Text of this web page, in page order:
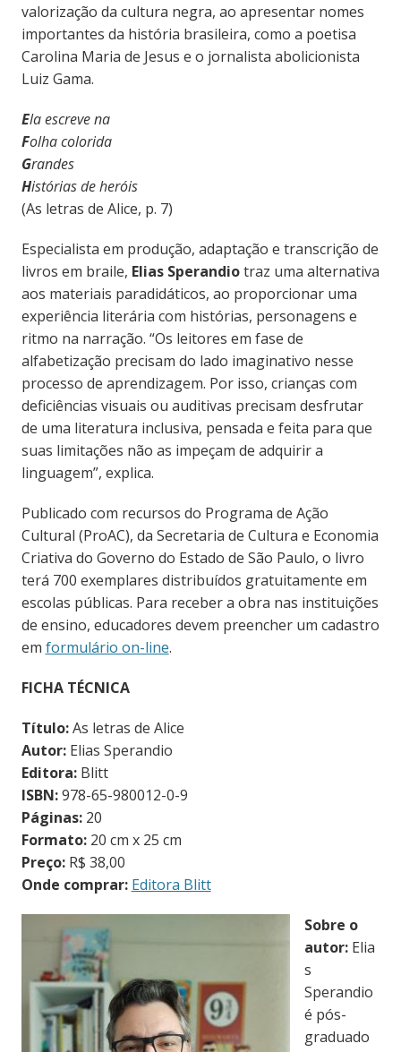
valorização da cultura negra, ao apresentar nomes
importantes da história brasileira, como a poetisa
Carolina Maria de Jesus e o jornalista abolicionista
Luiz Gama.
Ela escreve na
Folha colorida
Grandes
Histórias de heróis
(As letras de Alice, p. 7)
Especialista em produção, adaptação e transcrição de
livros em braile, Elias Sperandiotraz uma alternativa
aos materiais paradidáticos, ao proporcionar uma
experiência literária com histórias, personagens e
ritmo na narração. “Os leitores em fase de
alfabetização precisam do lado imaginativo nesse
processo de aprendizagem. Por isso, crianças com
deficiências visuais ou auditivas precisam desfrutar
de uma literatura inclusiva, pensada e feita para que
suas limitações não as impeçam de adquirir a
linguagem”, explica.
Publicado com recursos do Programa de Ação
Cultural (ProAC), da Secretaria de Cultura e Economia
Criativa do Governo do Estado de São Paulo, o livro
terá 700 exemplares distribuídos gratuitamente em
escolas públicas. Para receber a obra nas instituições
de ensino, educadores devem preencher um cadastro
em formulário on-line.
FICHA TÉCNICA
Título:As letras de Alice
Autor:Elias Sperandio
Editora:Blitt
ISBN:978-65-980012-0-9
Páginas: 20
Formato: 20 cm x 25 cm
Preço:R$ 38,00
Onde comprar: Editora Blitt
Sobre o
autor: Elia
s
Sperandio
é pós-
graduado